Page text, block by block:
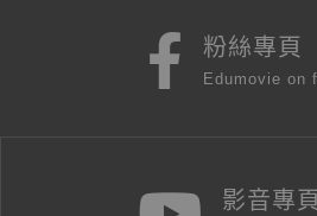
粉絲專頁
Edumovie on
影音專頁